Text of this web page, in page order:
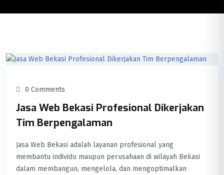
0 Comments
Jasa Web Bekasi Profesional Dikerjakan
Tim Berpengalaman
Jasa Web Bekasi adalah layanan profesional yang
membantu individu maupun perusahaan di wilayah Bekasi
dalam membangun, mengelola, dan mengoptimalkan